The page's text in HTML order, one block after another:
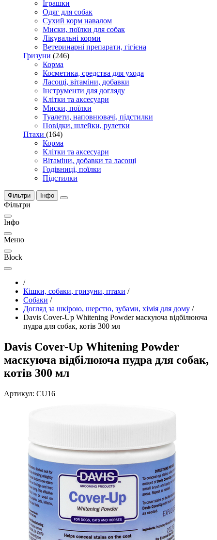
Іграшки
Одяг для собак
Сухий корм навалом
Миски, поїлки для собак
Лікувальні корми
Ветеринарні препарати, гігієна
Гризуни (246)
Корма
Косметика, средства для ухода
Ласощі, вітаміни, добавки
Інструменти для догляду
Клітки та аксесуари
Миски, поїлки
Туалети, наповнювачі, підстилки
Повідки, шлейки, рулетки
Птахи (164)
Корма
Клітки та аксесуари
Вітаміни, добавки та ласощі
Годівниці, поїлки
Підстилки
Фільтри Інфо
Фільтри
Інфо
Меню
Block
/
Кішки, собаки, гризуни, птахи /
Собаки /
Догляд за шкірою, шерстю, зубами, хімія для дому /
Davis Cover-Up Whitening Powder маскуюча відбілююча
пудра для собак, котів 300 мл
Davis Cover-Up Whitening Powder
маскуюча відбілююча пудра для собак,
котів 300 мл
Артикул: CU16